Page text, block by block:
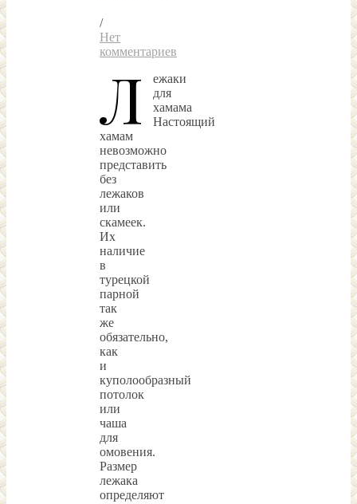
/
Нет
комментариев
Л
ежаки
для
хамама
Настоящий
хамам
невозможно
представить
без
лежаков
или
скамеек.
Их
наличие
в
турецкой
парной
так
же
обязательно,
как
и
куполообразный
потолок
или
чаша
для
омовения.
Размер
лежака
определяют